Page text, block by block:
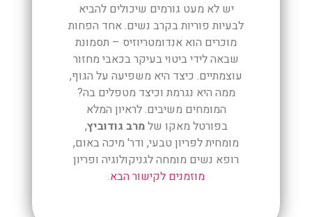
יש לא מעט גורמים שיכולים להביא
לבעיות פוריות בקרב נשים. אחד הפחות
מוכרים הוא אנדומטריוזיס – תסמונת
שבאה לידי ביטוי בעיקר בכאבי מחזור
עוצמתיים. כיצד היא משפיעה על הגוף,
ממה היא נגרמת וכיצד מטפלים בה?
המומחים משיבים. לראיון המלא
בפורטל מאקו שלמרב גודוביץ,
מומחית לפריון טבעי, ודר' מיכה באום,
רופא נשים מומחה לגניקולוגיה ופריון
מוזמנים לקישור הבא.